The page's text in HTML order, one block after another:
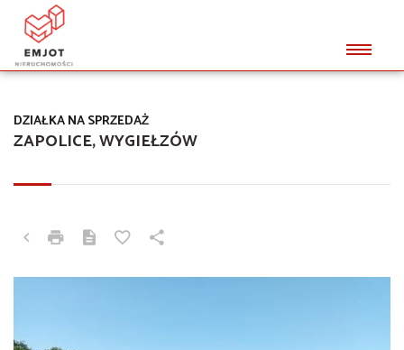
ZAPOLICE, WYGIEŁZÓW
DZIAŁKA NA SPRZEDAŻ